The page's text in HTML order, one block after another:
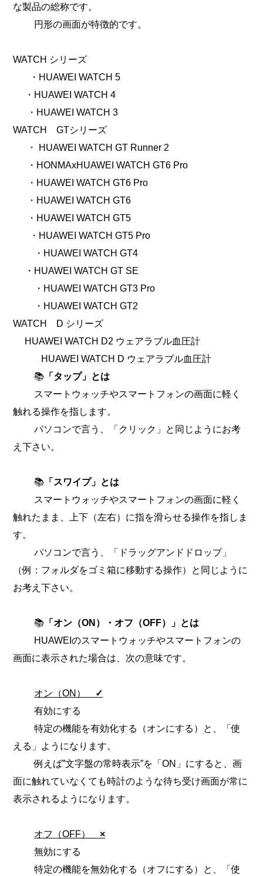
な製品の総称です。
円形の画面が特徴的です。
WATCH シリーズ
・HUAWEI WATCH 5
・HUAWEI WATCH 4
・HUAWEI WATCH 3
WATCH GTシリーズ
・
HUAWEI WATCH GT Runner 2
・HONMAxHUAWEI WATCH GT6 Pro
・ HUAWEI WATCH GT6 Pro
・HUAWEI WATCH GT6
・HUAWEI WATCH GT5
・HUAWEI WATCH GT5 Pro
・HUAWEI WATCH GT4
・HUAWEI WATCH GT SE
・HUAWEI WATCH GT3 Pro
・HUAWEI WATCH GT2
WATCH D シリーズ
HUAWEI WATCH D2 ウェアラブル血圧計
HUAWEI WATCH D ウェアラブル血圧計
📚 「タップ」とは
スマートウォッチやスマートフォンの画面に軽く
触れる操作を指します。
パソコンで言う、「クリック」と同じようにお考
え下さい。
📚 「スワイプ」とは
スマートウォッチやスマートフォンの画面に軽く
触れたまま、上下（左右）に指を滑らせる操作を指しま
す。
パソコンで言う、「ドラッグアンドドロップ」
（例：フォルダをゴミ箱に移動する操作）と同じように
お考え下さい。
📚 「オン（ON）・オフ（OFF）」とは
HUAWEIのスマートウォッチやスマートフォンの
画面に表示された場合は、次の意味です。
オン（ON） ✓
有効にする
特定の機能を有効化する（オンにする）と、「使
える」ようになります。
例えば”文字盤の常時表示”を「ON」にすると、画
面に触れていなくても時計のような待ち受け画面が常に
表示されるようになります。
オフ（OFF）×
無効にする
特定の機能を無効化する（オフにする）と、「使